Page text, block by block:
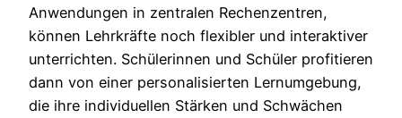
Anwendungen in zentralen Rechenzentren,
können Lehrkräfte noch flexibler und interaktiver
unterrichten. Schülerinnen und Schüler profitieren
dann von einer personalisierten Lernumgebung,
die ihre individuellen Stärken und Schwächen